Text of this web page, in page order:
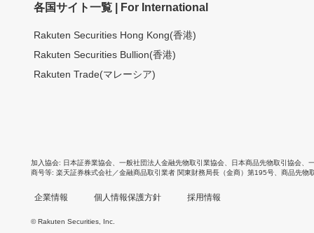
各国サイト一覧 | For International
Rakuten Securities Hong Kong(香港)
Rakuten Securities Bullion(香港)
Rakuten Trade(マレーシア)
加入協会 日本証券業協会 一般社団法人金融先物取引業協会 日本商品先物取引協会
商号等 楽天証券株式会社／金融商品取引業者 関東財務局長（金商）第195号、商品先物
企業情報 個人情報保護方針 採用情報
© Rakuten Securities, Inc.